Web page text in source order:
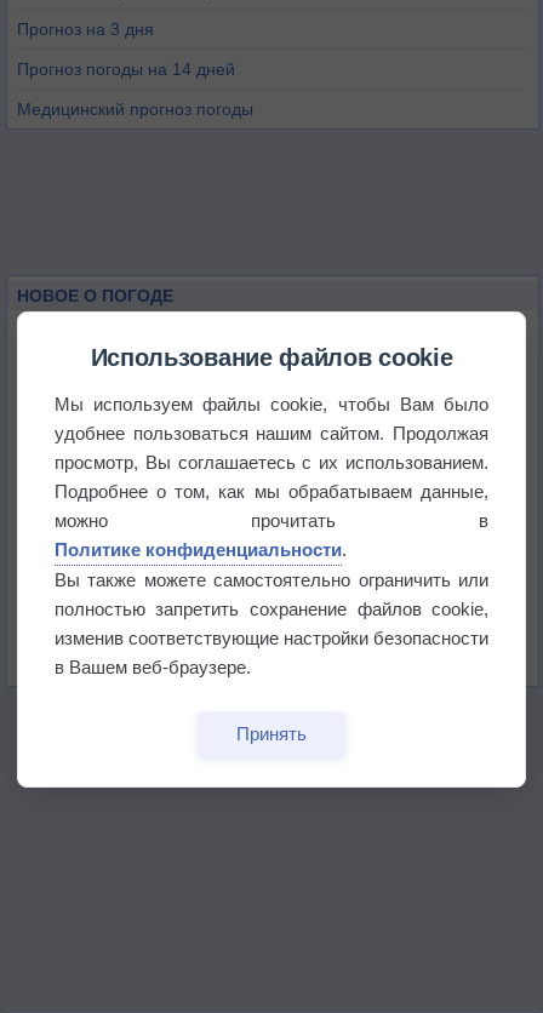
Прогноз на 3 дня
Прогноз погоды на 14 дней
Медицинский прогноз погоды
НОВОЕ О ПОГОДЕ
В Приморье обнаружены морские волны тепла
Изменение климата повлияло на ареал обитания
бабочек
Погода в Екатеринбурге 6 августа
Использование файлов cookie
Мы используем файлы cookie, чтобы Вам было
удобнее пользоваться нашим сайтом. Продолжая
просмотр, Вы соглашаетесь с их использованием.
Подробнее о том, как мы обрабатываем данные,
можно прочитать в
Политике конфиденциальности.
Вы также можете самостоятельно ограничить или
полностью запретить сохранение файлов cookie,
изменив соответствующие настройки безопасности
в Вашем веб-браузере.
Принять